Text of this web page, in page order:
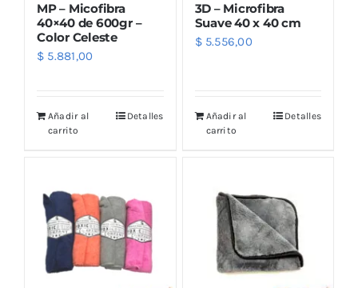
MP – Micofibra
40×40 de 600gr –
Color Celeste
$ 5.881,00
Añadir al
carrito
Detalles
3D – Microfibra
Suave 40 x 40 cm
$5.556,00
Añadir al
carrito
Detalles